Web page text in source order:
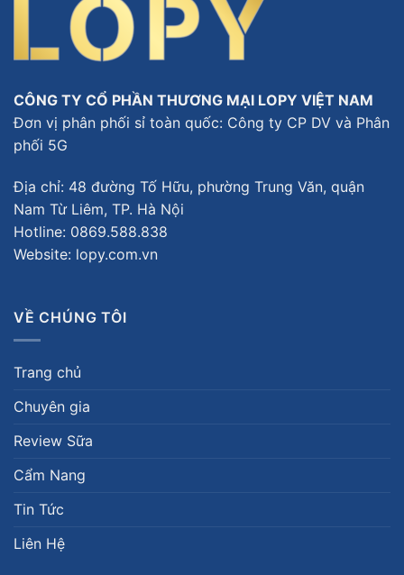
CÔNG TY CỔ PHẦN THƯƠNG MẠI LOPY VIỆT NAM
Đơn vị phân phối sỉ toàn quốc: Công ty CP DV và Phân
phối 5G
Địa chỉ: 48 đường Tố Hữu, phường Trung Văn, quận
Nam Từ Liêm, TP. Hà Nội
Hotline: 0869.588.838
Website: lopy.com.vn
VỀ CHÚNG TÔI
Trang chủ
Chuyên gia
Review Sữa
Cẩm Nang
Tin Tức
Liên Hệ